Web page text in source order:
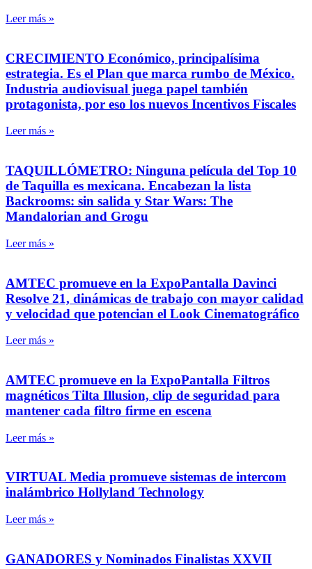
Leer más »
CRECIMIENTO Económico, principalísima
estrategia. Es el Plan que marca rumbo de México.
Industria audiovisual juega papel también
protagonista, por eso los nuevos Incentivos Fiscales
Leer más »
TAQUILLÓMETRO: Ninguna película del Top 10
de Taquilla es mexicana. Encabezan la lista
Backrooms: sin salida y Star Wars: The
Mandalorian and Grogu
Leer más »
AMTEC promueve en la ExpoPantalla Davinci
Resolve 21, dinámicas de trabajo con mayor calidad
y velocidad que potencian el Look Cinematográfico
Leer más »
AMTEC promueve en la ExpoPantalla Filtros
magnéticos Tilta Illusion, clip de seguridad para
mantener cada filtro firme en escena
Leer más »
VIRTUAL Media promueve sistemas de intercom
inalámbrico Hollyland Technology
Leer más »
GANADORES y Nominados Finalistas XXVII